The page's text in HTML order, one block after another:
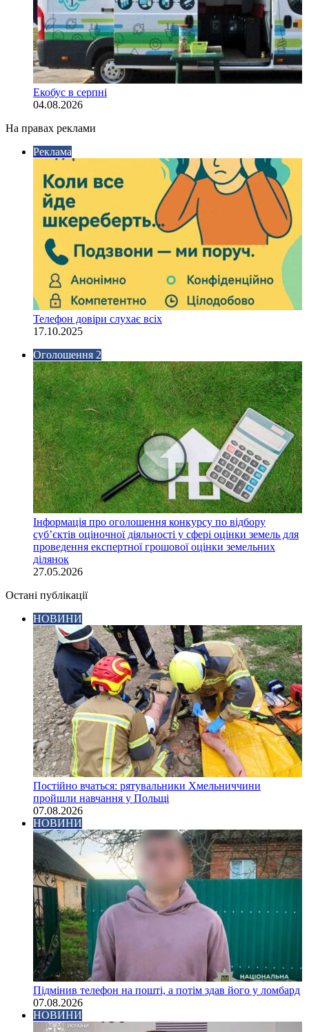
Екобус в серпні
04.08.2026
На правах реклами
Реклама
Телефон довіри слухає всіх
17.10.2025
Оголошення 2
Інформація про оголошення конкурсу по відбору
суб’єктів оціночної діяльності у сфері оцінки земель для
проведення експертної грошової оцінки земельних
ділянок
27.05.2026
Остані публікації
НОВИНИ
Постійно вчаться: рятувальники Хмельниччини
пройшли навчання у Польщі
07.08.2026
НОВИНИ
Підмінив телефон на пошті, а потім здав його у ломбард
07.08.2026
НОВИНИ